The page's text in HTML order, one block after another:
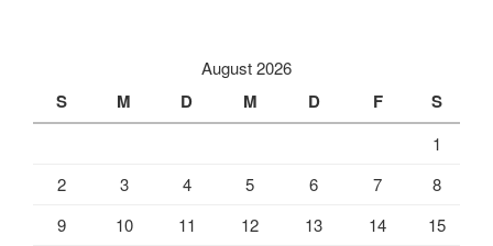
August 2026
S M D M D F S
1
2
3 4 5 6 7
8
9
10 11 12 13 14
15